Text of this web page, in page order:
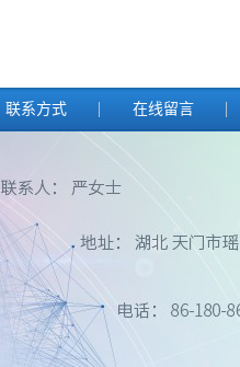
联系方式 在线留言